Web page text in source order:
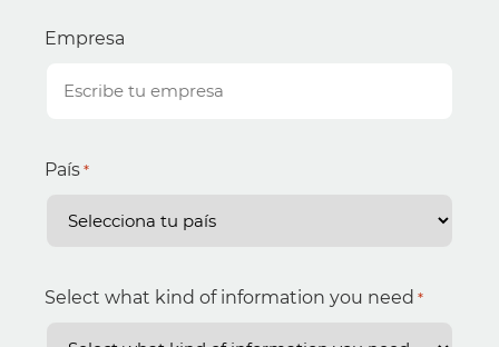
Empresa
País *
Select what kind of information you need *